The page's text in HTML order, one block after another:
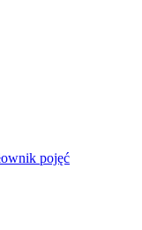
pojęć